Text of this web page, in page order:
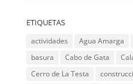
ETIQUETAS
actividades Agua Amarga
basura
Cabo de Gata
Cerro de La Testa